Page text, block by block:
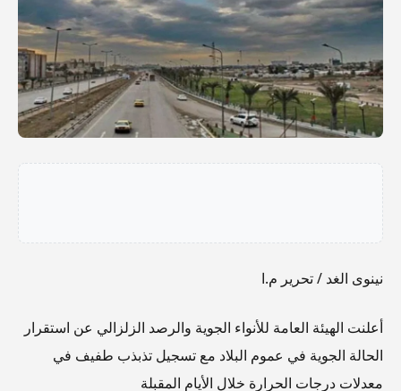
نينوى الغد / تحرير م.ا
أعلنت الهيئة العامة للأنواء الجوية والرصد الزلزالي عن استقرار
الحالة الجوية في عموم البلاد مع تسجيل تذبذب طفيف في
معدلات درجات الحرارة خلال الأيام المقبلة